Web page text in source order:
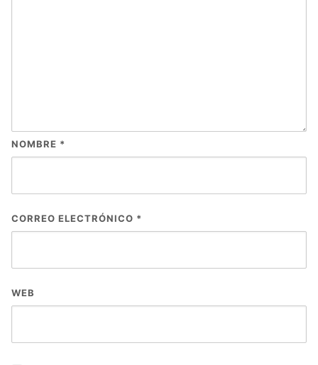
NOMBRE *
CORREO ELECTRÓNICO *
WEB